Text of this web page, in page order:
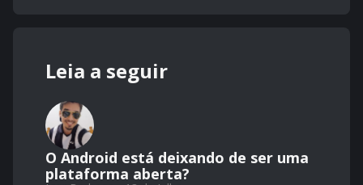
Leia a seguir
O Android está deixando de ser uma
plataforma aberta?